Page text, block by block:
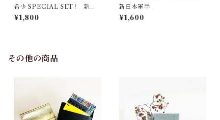
希少 SPECIAL SET ! 新日
本軍手シルバー ラスト2双セ
ット
¥1,800
新日本軍手
¥1,600
その他の商品